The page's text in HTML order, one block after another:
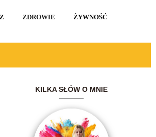
ZDROWIE ŻYWNOŚĆ
KILKA SŁÓW O MNIE